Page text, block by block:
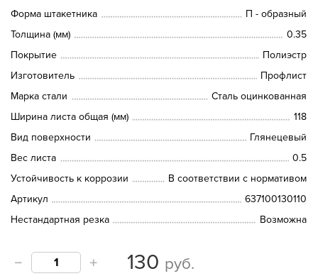
Форма штакетника
П - образный
Толщина (мм)
0.35
Покрытие
Полиэстр
Изготовитель
Профлист
Марка стали
Сталь оцинкованная
Ширина листа общая (мм)
118
Вид поверхности
Глянецевый
Вес листа
0.5
Устойчивость к коррозии
В соответствии с нормативом
Артикул
637100130110
Нестандартная резка
Возможна
130 руб.